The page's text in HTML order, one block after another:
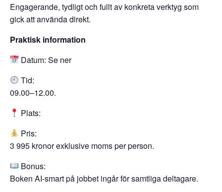
Engagerande, tydligt och fullt av konkreta verktyg som
gick att använda direkt.
Praktisk information
Datum: Se ner
Tid:
09.00–12.00.
Plats:
Pris:
3 995 kronor exklusive moms per person.
Bonus:
Boken AI-smart på jobbet ingår för samtliga deltagare.